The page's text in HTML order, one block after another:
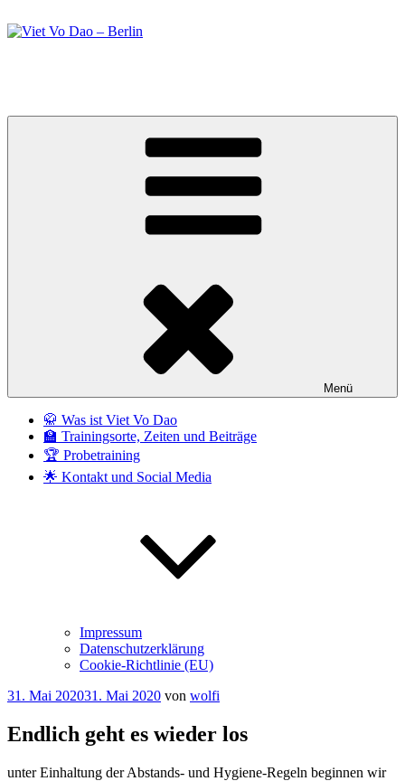
Inhalt
Menü
🥋 Was ist Viet Vo Dao
🏫 Trainingsorte, Zeiten und Beiträge
🏆 Probetraining
🌟 Kontakt und Social Media
Impressum
Datenschutzerklärung
Cookie-Richtlinie (EU)
Veröffentlicht
31. Mai 202031. Mai 2020 von wolfi
Endlich geht es wieder los
unter Einhaltung der Abstands- und Hygiene-Regeln beginnen wir